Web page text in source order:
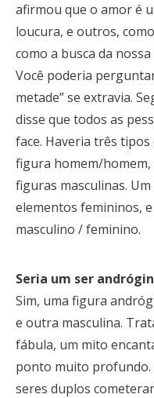
afirmou que o amor é
loucura, e outros,
como a busca da
Você poderia
metade” se extravia.
disse que todos as
face. Haveria três
figura homem/
figuras masculinas.
elementos femininos,
masculino / feminino.
Seria um ser
Sim, uma figura
e outra masculina.
fábula, um mito
ponto muito profundo.
seres duplos